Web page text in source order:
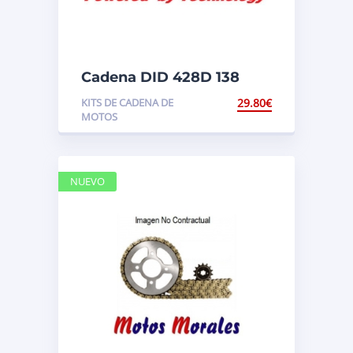
Cadena DID 428D 138
KITS DE CADENA DE
MOTOS
29.80€
NUEVO